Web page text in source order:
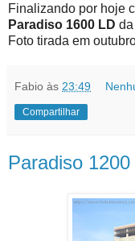
Finalizando por hoje
Paradiso 1600 LD da
Foto tirada em
Fabio às 23:49
Compartilhar
Paradiso